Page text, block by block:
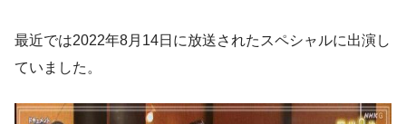
最近では2022年8月14日に放送されたスペシャルに出演し
ていました。